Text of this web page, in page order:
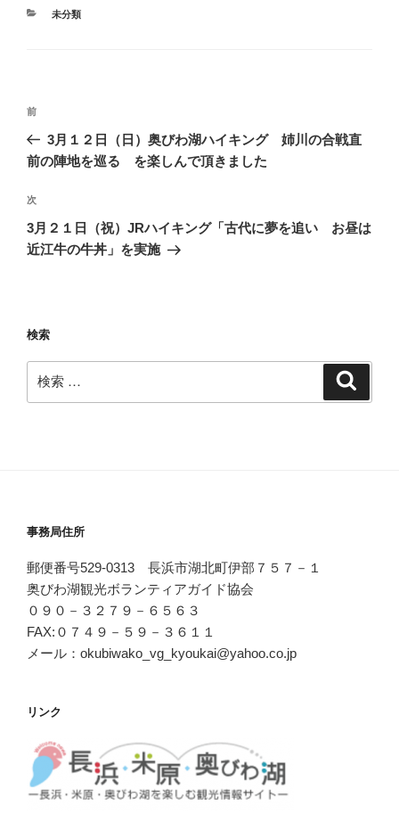
カ
未分類
投
ナ
ゲ
ー
シ
過
去
の
稿
前
3月１２日（日）奥びわ湖ハイキング 姉川の合戦直
前の陣地を巡る を楽しんで頂きました
次
の
投
次
3月２１日（祝）JRハイキング「古代に夢を追い お昼は
近江牛の牛丼」を実施
検索
検
索:
事務局住所
郵便番号529-0313 長浜市湖北町伊部７５７－１
奥びわ湖観光ボランティアガイド協会
０９０－３２７９－６５６３
FAX:０７４９－５９－３６１１
メール：okubiwako_vg_kyoukai@yahoo.co.jp
リンク